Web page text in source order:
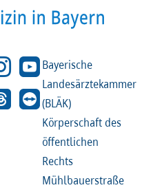
Bayerische
Landesärztekammer
(BLÄK)
Körperschaft des
öffentlichen
Rechts
Mühlbauerstraße